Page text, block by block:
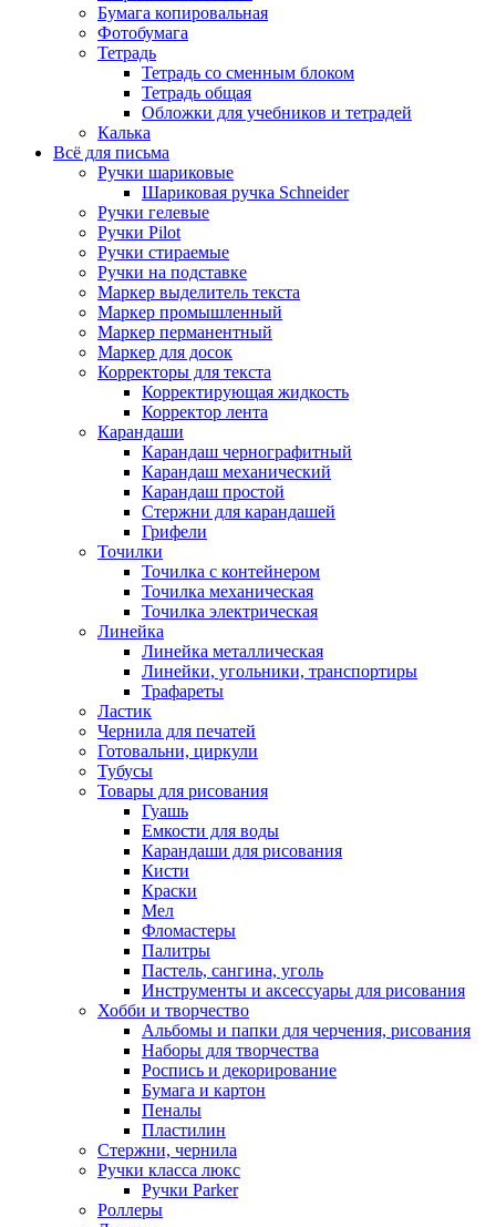
Бумага копировальная
Фотобумага
Тетрадь
Тетрадь со сменным блоком
Тетрадь общая
Обложки для учебников и тетрадей
Калька
Всё для письма
Ручки шариковые
Шариковая ручка Schneider
Ручки гелевые
Ручки Pilot
Ручки стираемые
Ручки на подставке
Маркер выделитель текста
Маркер промышленный
Маркер перманентный
Маркер для досок
Корректоры для текста
Корректирующая жидкость
Корректор лента
Карандаши
Карандаш чернографитный
Карандаш механический
Карандаш простой
Стержни для карандашей
Грифели
Точилки
Точилка с контейнером
Точилка механическая
Точилка электрическая
Линейка
Линейка металлическая
Линейки, угольники, транспортиры
Трафареты
Ластик
Чернила для печатей
Готовальни, циркули
Тубусы
Товары для рисования
Гуашь
Емкости для воды
Карандаши для рисования
Кисти
Краски
Мел
Фломастеры
Палитры
Пастель, сангина, уголь
Инструменты и аксессуары для рисования
Хобби и творчество
Альбомы и папки для черчения, рисования
Наборы для творчества
Роспись и декорирование
Бумага и картон
Пеналы
Пластилин
Стержни, чернила
Ручки класса люкс
Ручки Parker
Роллеры